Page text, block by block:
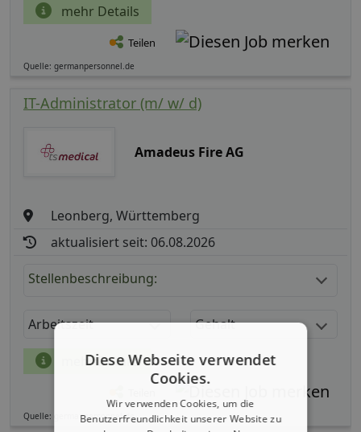
mehr Details
Teilen
Quelle: germanpersonnel.de
IT-Administrator (m/ w/ d)
Amadeus Fire AG
Leonberg, Württemberg
aktualisiert seit: 06.08.2026
Stellenbeschreibung:
Arbeitszeit Gehalt
mehr Details
Quelle: germanpersonnel.de
Diese Webseite verwendet
Cookies.
Wir verwenden Cookies, um die
Benutzerfreundlichkeit unserer Website zu